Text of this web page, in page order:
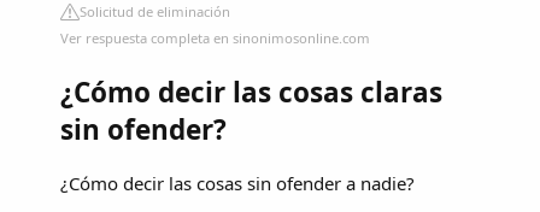
Solicitud de eliminación
Ver respuesta completa en sinonimosonline.com
¿Cómo decir las cosas claras
sin ofender?
¿Cómo decir las cosas sin ofender a nadie?